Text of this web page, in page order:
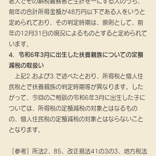
前年の合計所得金額が48万円以下である人をいうと
定められており、その判定時期は、原則として、前
年の12月31日の現況によるものとすると定められて
います。
4．令和6年3月に出生した扶養親族についての定額
減税の取扱い
上記2.および3.で述べたとおり、所得税と個人住
民税とで扶養親族の判定時期等が異なります。した
がって、今回のご相談の令和6年3月に出生した子に
ついては、所得税の定額減税の対象とはなるもの
の、個人住民税の定額減税の対象とはならないこと
となります。
［参考］所法2、85、改正措法41の3の3、地方税法